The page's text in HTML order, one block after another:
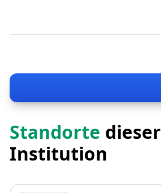
Standorte dieser
Institution